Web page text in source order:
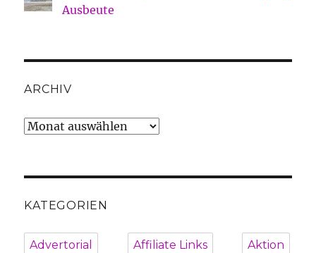
Ausbeute
ARCHIV
Archiv
KATEGORIEN
Advertorial Affiliate Links Aktion